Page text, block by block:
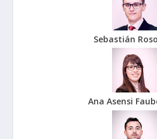
Sebastián Roso
Ana Asensi